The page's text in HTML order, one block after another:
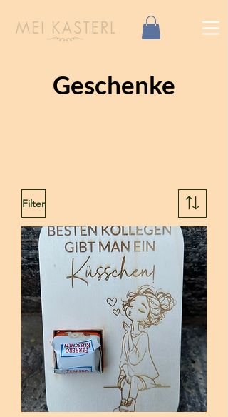
Geschenke
Filter